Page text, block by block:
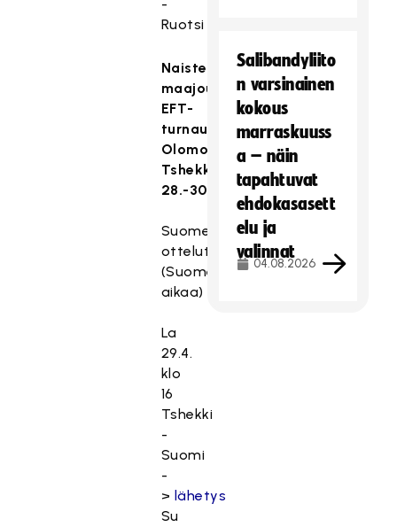
-
Ruotsi
Naisten
maajoukkue
EFT-
turnaus
Olomouc,
Tshekki
28.-30.4.2017
Suomen
ottelut
(Suomen
aikaa)
La
29.4.
klo
16
Tshekki
-
Suomi
-
> lähetys
Su
Salibandyliito
n varsinainen
kokous
marraskuuss
a – näin
tapahtuvat
ehdokasasett
elu ja
valinnat
04.08.2026